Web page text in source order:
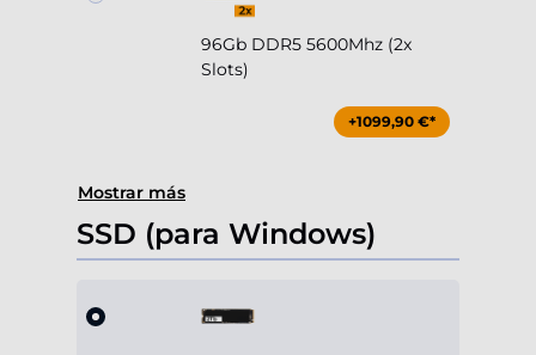
96Gb DDR5 5600Mhz (2x
Slots)
+1099,90 €*
Mostrar más
SSD (para Windows)